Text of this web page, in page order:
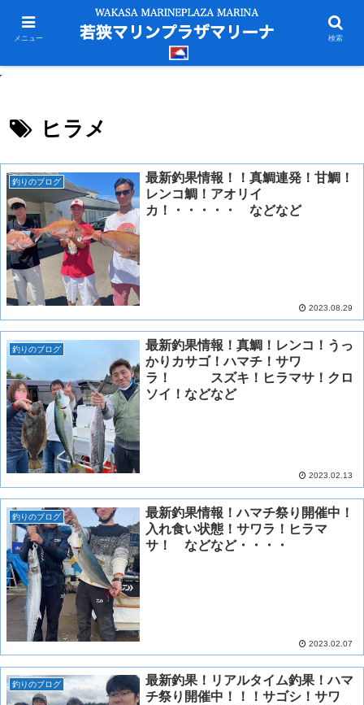
ヒラメ
釣りのブログ
最新釣果情報！！真鯛連発！甘鯛！
レンコ鯛！アオリイ
カ！・・・・・ などなど
2023.08.29
釣りのブログ
最新釣果情報！真鯛！レンコ！うっ
かりカサゴ！ハマチ！サワ
ラ！ スズキ！ヒラマサ！クロ
ソイ！などなど
2023.02.13
釣りのブログ
最新釣果情報！ハマチ祭り開催中！
入れ食い状態！サワラ！ヒラマ
サ！ などなど・・・・
2023.02.07
釣りのブログ
最新釣果！リアルタイム釣果！ハマ
チ祭り開催中！！！サゴシ！サワ
メニュー 検索